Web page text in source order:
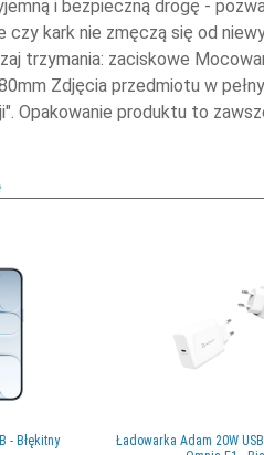
i bezpieczną drogę -
czy kark nie zmęczą się od
trzymania: zaciskowe
Zdjęcia przedmiotu w
Opakowanie produktu to
- Błękitny
Ładowarka Adam 20W